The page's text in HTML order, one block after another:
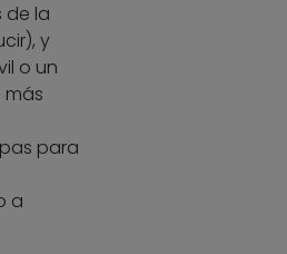
de la
y
o un
para
a